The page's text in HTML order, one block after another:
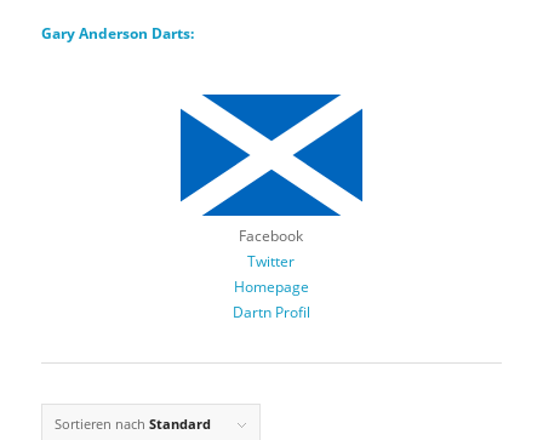
Gary Anderson Darts:
Facebook
Twitter
Homepage
Dartn Profil
Sortieren nach Standard